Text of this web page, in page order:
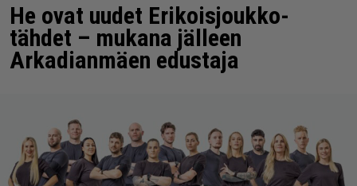
He ovat uudet Erikoisjoukko-
tähdet – mukana jälleen
Arkadianmäen edustaja